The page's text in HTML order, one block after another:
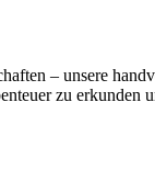
– unsere
zu erkunden